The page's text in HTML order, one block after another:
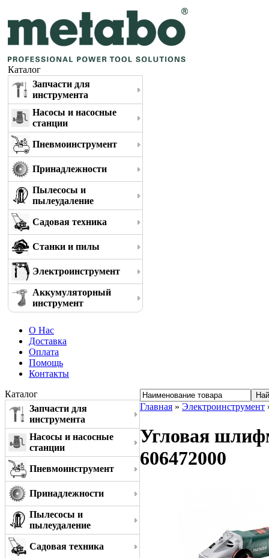
Каталог
Запчасти для
инструмента
Насосы и насосные
станции
Пневмоинструмент
Принадлежности
Пылесосы и
пылеудаление
Садовая техника
Станки и пилы
Электроинструмент
Аккумуляторный
инструмент
О Нас
Доставка
Оплата
Помощь
Контакты
Каталог
Запчасти для
инструмента
Насосы и насосные
станции
Пневмоинструмент
Принадлежности
Пылесосы и
пылеудаление
Садовая техника
Главная » Электроинструмент
Угловая
606472000